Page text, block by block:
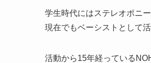
学生時代にはステレオポニ
現在でもベーシストとして活
活動から15年経っている